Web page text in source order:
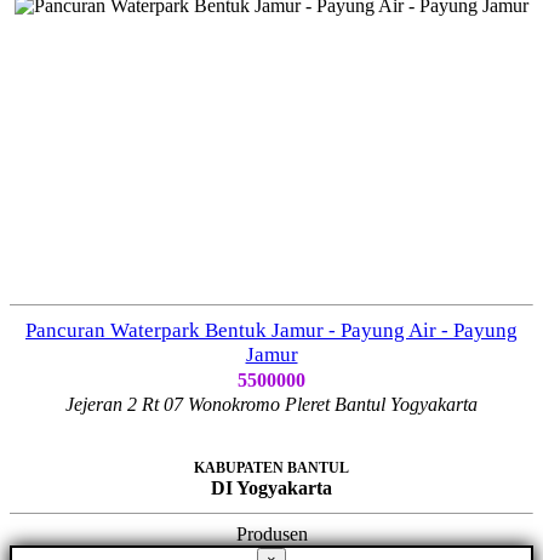
Pancuran Waterpark Bentuk Jamur - Payung Air - Payung
Jamur
5500000
Jejeran 2 Rt 07 Wonokromo Pleret Bantul Yogyakarta
KABUPATEN BANTUL
DI Yogyakarta
Produsen